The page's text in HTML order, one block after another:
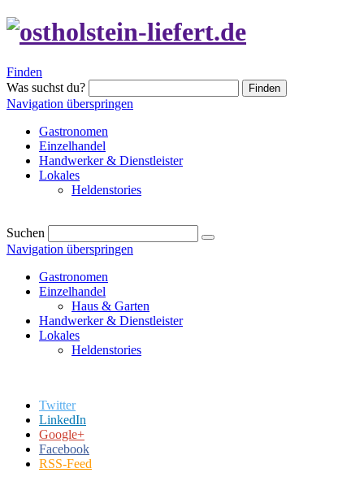
Finden
Was suchst du?
Finden
Navigation überspringen
Gastronomen
Einzelhandel
Handwerker & Dienstleister
Lokales
Heldenstories
Suchen
Navigation überspringen
Gastronomen
Einzelhandel
Haus & Garten
Handwerker & Dienstleister
Lokales
Heldenstories
Twitter
LinkedIn
Google+
Facebook
RSS-Feed